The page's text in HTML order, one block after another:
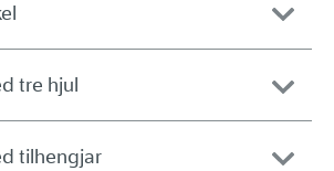
tre hjul
tilhengjar